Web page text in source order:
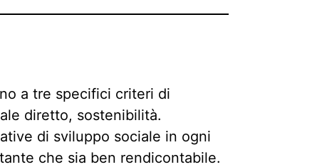
a tre specifici criteri di
diretto, sostenibilità.
di sviluppo sociale in ogni
che sia ben rendicontabile.